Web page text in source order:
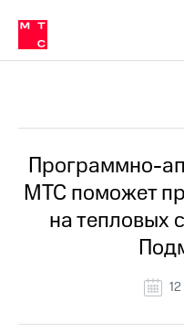
Медиа-центр
и акционерам
Устойчивое развитие
Комплаенс и деловая этика
компании
Карьера
История
компании
Руководство
информация
в МТС
Пресс-
релизы
МТС
о технологиях
Программно-
МТС поможет
на тепловых